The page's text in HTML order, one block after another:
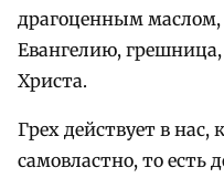
драгоценным маслом,
Евангелию,
Христа.
Грех действует в нас,
самовластно, то есть